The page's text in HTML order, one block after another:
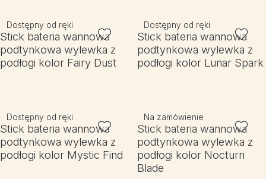
Dostępny od ręki
Stick bateria wannowa
podtynkowa wylewka z
podłogi kolor Fairy Dust
Dostępny od ręki
Stick bateria wannowa
podtynkowa wylewka z
podłogi kolor Lunar Spark
Dostępny od ręki
Stick bateria wannowa
podtynkowa wylewka z
podłogi kolor Mystic Find
Na zamówienie
Stick bateria wannowa
podtynkowa wylewka z
podłogi kolor Nocturn
Blade